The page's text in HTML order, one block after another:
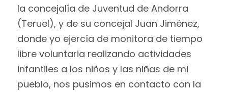
la concejalía de Juventud de Andorra
(Teruel), y de su concejal Juan Jiménez,
donde yo ejercía de monitora de tiempo
libre voluntaria realizando actividades
infantiles a los niños y las niñas de mi
pueblo, nos pusimos en contacto con la